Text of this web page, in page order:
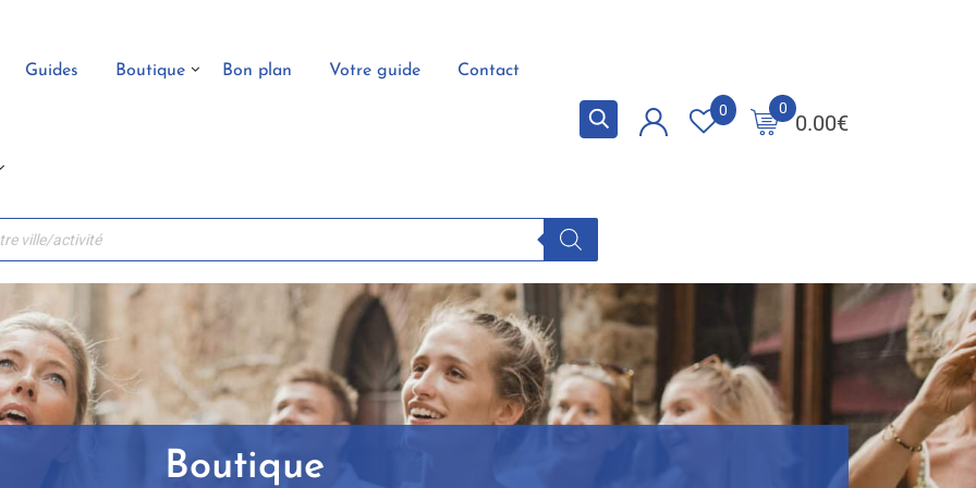
Guides Boutique Bon plan Votre guide Contact
0.00€
0
0
Boutique